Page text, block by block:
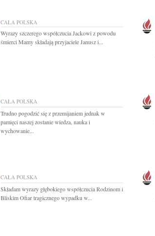
CAŁA POLSKA
Wyrazy szczerego współczucia Jackowi z powodu
śmierci Mamy składają przyjaciele Janusz i...
CAŁA POLSKA
Trudno pogodzić się z przemijaniem jednak w
pamięci naszej zostanie wiedza, nauka i
wychowanie...
CAŁA POLSKA
Składam wyrazy głębokiego współczucia Rodzinom i
Bliskim Ofiar tragicznego wypadku w...